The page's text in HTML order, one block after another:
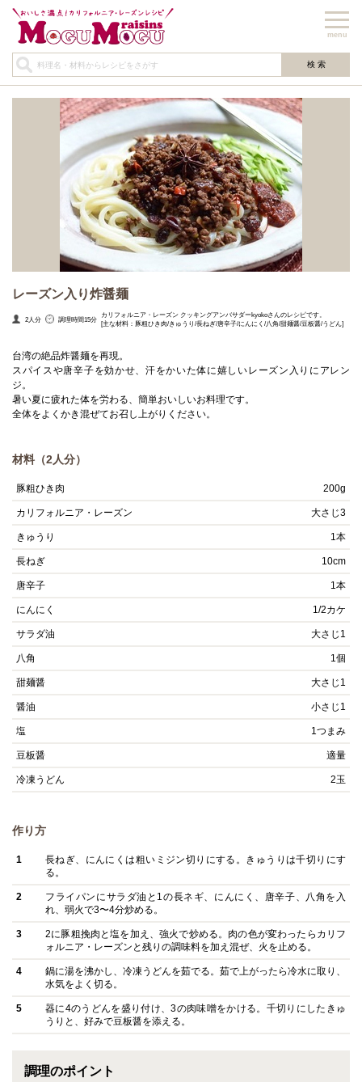
menu
レーズン入り炸醤麺
2人分 調理時間15分
カリフォルニア・レーズン クッキングアンバサダーkyokoさんのレシピです。
[主な材料：豚粗ひき肉/きゅうり/長ねぎ/唐辛子/にんにく/八角/甜麺醤/豆板醤/うどん]
台湾の絶品炸醤麺を再現。
スパイスや唐辛子を効かせ、汗をかいた体に嬉しいレーズン入りにアレン
ジ。
暑い夏に疲れた体を労わる、簡単おいしいお料理です。
全体をよくかき混ぜてお召し上がりください。
材料（2人分）
豚粗ひき肉 200g
カリフォルニア・レーズン 大さじ3
きゅうり 1本
長ねぎ 10cm
唐辛子 1本
にんにく 1/2カケ
サラダ油 大さじ1
八角 1個
甜麺醤 大さじ1
醤油 小さじ1
塩 1つまみ
豆板醤 適量
冷凍うどん 2玉
作り方
1
長ねぎ、にんにくは粗いミジン切りにする。きゅうりは千切りにす
る。
2
フライパンにサラダ油と1の長ネギ、にんにく、唐辛子、八角を入
れ、弱火で3〜4分炒める。
3
2に豚粗挽肉と塩を加え、強火で炒める。肉の色が変わったらカリフ
ォルニア・レーズンと残りの調味料を加え混ぜ、火を止める。
4
鍋に湯を沸かし、冷凍うどんを茹でる。茹で上がったら冷水に取り、
水気をよく切る。
5
器に4のうどんを盛り付け、3の肉味噌をかける。千切りにしたきゅ
うりと、好みで豆板醤を添える。
調理のポイント